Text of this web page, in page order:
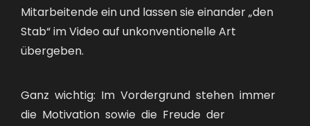
Mitarbeitende ein und lassen sie einander „den
Stab“ im Video auf unkonventionelle Art
übergeben.
Ganz wichtig: Im Vordergrund stehen immer
die Motivation sowie die Freude der